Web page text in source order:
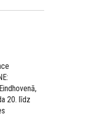
20. līdz